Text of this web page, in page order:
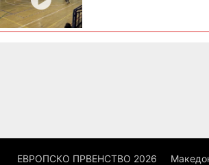
ЕВРОПСКО ПРВЕНСТВО 2026